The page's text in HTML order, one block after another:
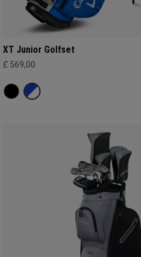
XT Junior Golfset
£ 569,00